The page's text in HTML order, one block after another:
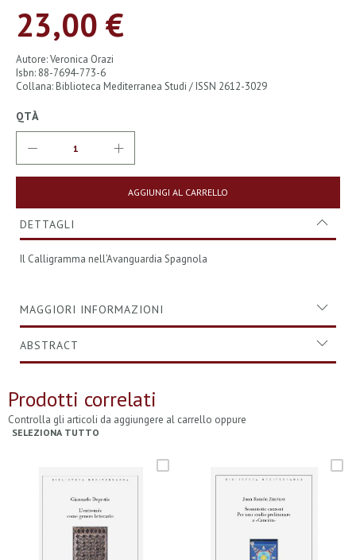
immagini
23,00 €
Autore: Veronica Orazi
Isbn: 88-7694-773-6
Collana: Biblioteca Mediterranea Studi / ISSN 2612-3029
QTÀ
AGGIUNGI AL CARRELLO
DETTAGLI
Il Calligramma nell’Avanguardia Spagnola
MAGGIORI INFORMAZIONI
ABSTRACT
Prodotti correlati
Controlla gli articoli da aggiungere al carrello oppure
SELEZIONA TUTTO